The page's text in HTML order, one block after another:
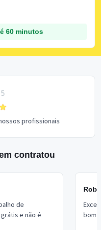
60 minutos
5
profissionais
contratou
de
e não é
bom